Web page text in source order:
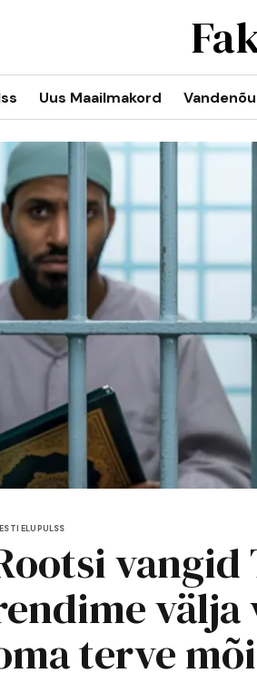
Uus Maailmakord
ELUPULSS
vangid
välja
terve